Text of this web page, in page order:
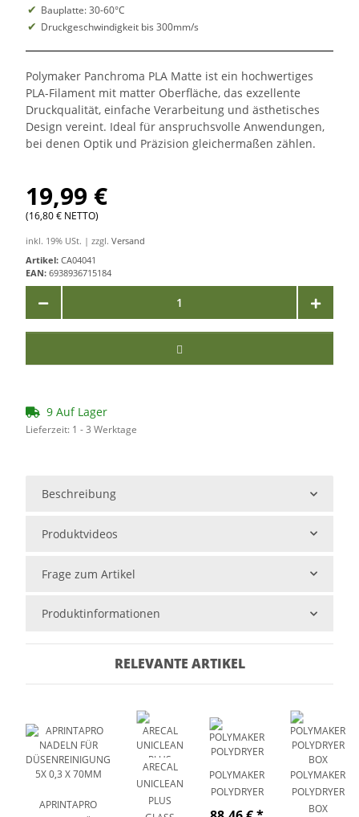
Bauplatte: 30-60°C
Druckgeschwindigkeit bis 300mm/s
Polymaker Panchroma PLA Matte ist ein hochwertiges
PLA-Filament mit matter Oberfläche, das exzellente
Druckqualität, einfache Verarbeitung und ästhetisches
Design vereint. Ideal für anspruchsvolle Anwendungen,
bei denen Optik und Präzision gleichermaßen zählen.
19,99 €
(16,80 € NETTO)
inkl. 19% USt. | zzgl. Versand
Artikel: CA04041
EAN: 6938936715184
9 Auf Lager
Lieferzeit: 1 - 3 Werktage
Beschreibung
Produktvideos
Frage zum Artikel
Produktinformationen
RELEVANTE ARTIKEL
APRINTAPRO
ARECAL
UNICLEAN
PLUS
POLYMAKER
POLYDRYER
POLYMAKER
POLYDRYER
BOX